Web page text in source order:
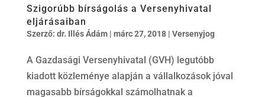
Szigorúbb bírságolás a Versenyhivatal
eljárásaiban
Szerző: dr. Illés Ádám| márc 27, 2018| Versenyjog
A Gazdasági Versenyhivatal (GVH) legutóbb
kiadott közleménye alapján a vállalkozások jóval
magasabb bírságokkal számolhatnak a